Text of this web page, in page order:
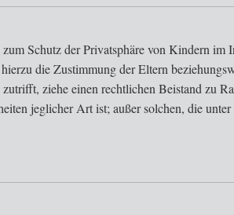
Schutz der Privatsphäre von Kindern
die Zustimmung der Eltern
ziehe einen rechtlichen Beistand zu
jeglicher Art ist; außer solchen, die